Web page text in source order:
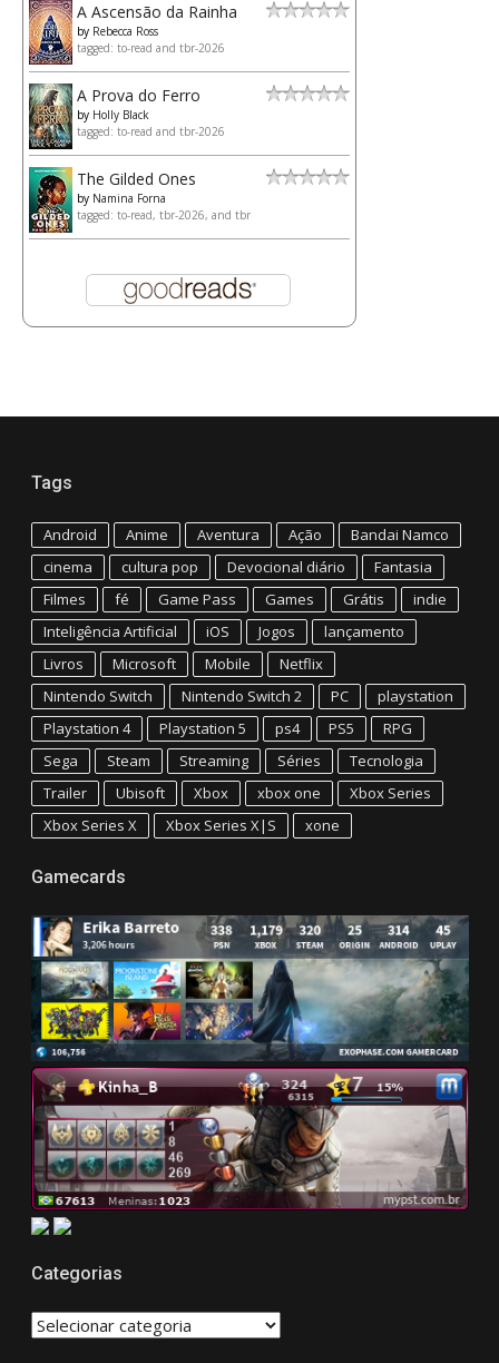
A Ascensão da Rainha
by Rebecca Ross
tagged: to-read and tbr-2026
A Prova do Ferro
by Holly Black
tagged: to-read and tbr-2026
The Gilded Ones
by Namina Forna
tagged: to-read, tbr-2026, and tbr
Tags
Android Anime Aventura Ação
Bandai Namco
cinema
cultura pop Devocional diário
Fantasia
Filmes
fé Game Pass Games Grátis
indie
Inteligência Artificial
iOS Jogos
lançamento
Livros
Microsoft Mobile
Netflix
Nintendo Switch
Nintendo Switch 2 PC
playstation
Playstation 4
Playstation 5 ps4 PS5
RPG
Sega
Steam Streaming Séries
Tecnologia
Trailer
Ubisoft Xbox xbox one
Xbox Series
Xbox Series X
Xbox Series X|S xone
Gamecards
Categorias
CATEGORIAS